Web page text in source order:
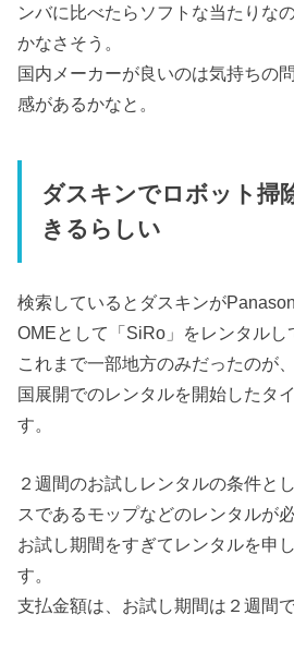
ンバに比べたらソフトな当たりな
かなさそう。
国内メーカーが良いのは気持ちの
感があるかなと。
ダスキンでロボット掃
きるらしい
検索しているとダスキンが
OMEとして「SiRo」をレンタルし
これまで一部地方のみだったのが
国展開でのレンタルを開始したタ
す。
２週間のお試しレンタルの条件と
スであるモップなどのレンタルが
お試し期間をすぎてレンタルを申
す。
支払金額は、お試し期間は２週間